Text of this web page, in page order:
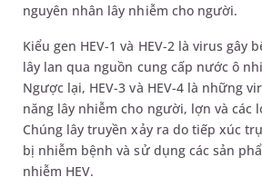
nguyên nhân lây nhiễm cho người.
Kiểu gen HEV-1 và HEV-2 là virus gây
lây lan qua nguồn cung cấp nước ô
Ngược lại, HEV-3 và HEV-4 là những
năng lây nhiễm cho người, lợn và các
Chúng lây truyền xảy ra do tiếp xúc
bị nhiễm bệnh và sử dụng các sản
nhiễm HEV.